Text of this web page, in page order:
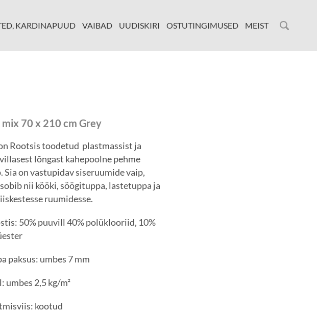
KARDINAPUUD VAIBAD UUDISKIRI OSTUTINGIMUSED MEIST
mix 70 x 210 cm Grey
Rootsis toodetud plastmassist ja
lõngast kahepoolne pehme
Sia on vastupidav siseruumide vaip,
nii kööki, söögituppa, lastetuppa ja
ruumidesse.
50% puuvill 40% polüklooriid, 10%
paksus: umbes 7 mm
umbes 2,5 kg/m²
kootud